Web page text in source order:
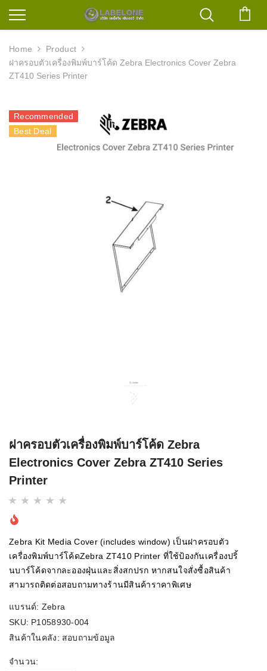
Home
Product
ฝาครอบตัวเครื่องพิมพ์บาร์โค้ด Zebra Electronics Cover Zebra
ZT410 Series Printer
Recommended
Best Deal
ฝาครอบตัวเครื่องพิมพ์บาร์โค้ด Zebra
Electronics Cover Zebra ZT410 Series
Printer
Zebra Kit Media Cover (includes window) เป็นฝาครอบตัว
เครื่องพิมพ์บาร์โค้ดZebra ZT410 Printer ที่ใช้ป้องกันเครื่องปริ้
นบาร์โค้ดจากละอองฝุ่นและสิ่งสกปรก หากสนใจสั่งซื้อสินค้า
สามารถติดต่อสอบถามทางร้านมีสินค้าราคาพิเศษ
แบรนด์: Zebra
SKU: P1058930-004
สินค้าในคลัง: สอบถามข้อมูล
จำนวน: